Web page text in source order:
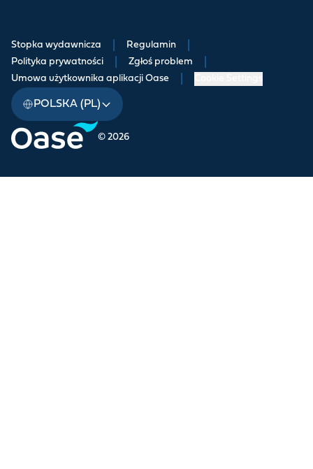
© 2026
Stopka wydawnicza Regulamin
Polityka prywatności Zgłoś problem
Umowa użytkownika aplikacji Oase
POLSKA (PL)